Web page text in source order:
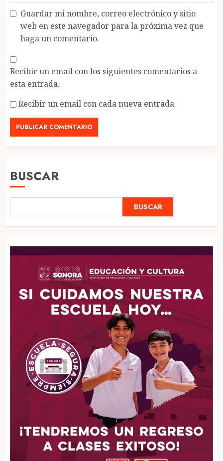
Guardar mi nombre, correo electrónico y sitio
web en este navegador para la próxima vez que
haga un comentario.
Recibir un email con los siguientes comentarios a
esta entrada.
Recibir un email con cada nueva entrada.
BUSCAR
BUSCAR